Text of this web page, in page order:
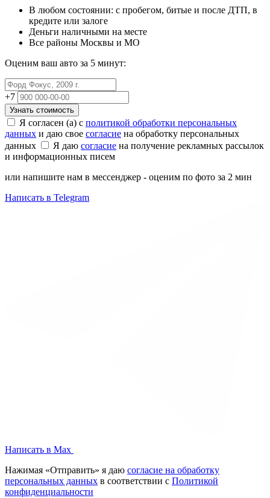
В любом состоянии: с пробегом, битые и после ДТП, в
кредите или залоге
Деньги наличными на месте
Все районы Москвы и МО
Оценим ваш авто за 5 минут:
+7
Узнать стоимость
Я согласен (а) с политикой обработки персональных
данных и даю свое согласие на обработку персональных
данных
Я даю согласие на получение рекламных рассылок
и информационных писем
или напишите нам в мессенджер - оценим по фото за 2 мин
Написать в Telegram
Написать в Max
Нажимая «Отправить» я даю согласие на обработку
персональных данных в соответствии с Политикой
конфиденциальности